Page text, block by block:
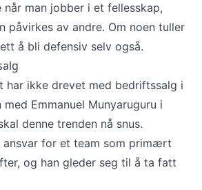
man jobber i et fellesskap,
påvirkes av andre. Om noen tuller
å bli defensiv selv også.
har ikke drevet med bedriftssalg i
Emmanuel Munyaruguru i
denne trenden nå snus.
ansvar for et team som primært
og han gleder seg til å ta fatt